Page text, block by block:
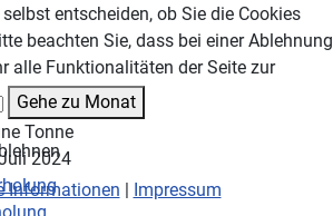
Gehe zu Monat
Tonne
2024
entscheiden, ob Sie die Cookies
beachten Sie, dass bei einer Ablehnung
alle Funktionalitäten der Seite zur
Informationen | Impressum